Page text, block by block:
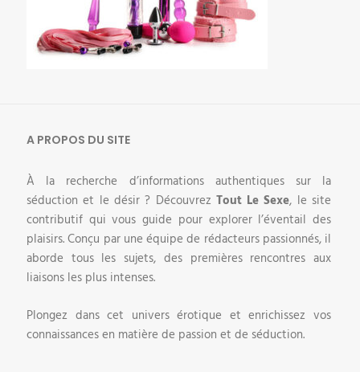
A PROPOS DU SITE
À la recherche d’informations authentiques sur la
séduction et le désir ? Découvrez Tout Le Sexe, le site
contributif qui vous guide pour explorer l’éventail des
plaisirs. Conçu par une équipe de rédacteurs passionnés, il
aborde tous les sujets, des premières rencontres aux
liaisons les plus intenses.
Plongez dans cet univers érotique et enrichissez vos
connaissances en matière de passion et de séduction.